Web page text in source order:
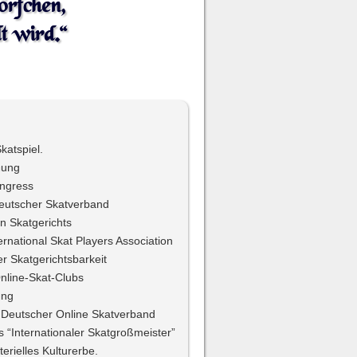
wird.“
Skatverband
Skatgerichts
Skat Players Association
Skatgerichtsbarkeit
Skat-Clubs
Online Skatverband
“Internationaler Skatgroßmeister”
Kulturerbe.